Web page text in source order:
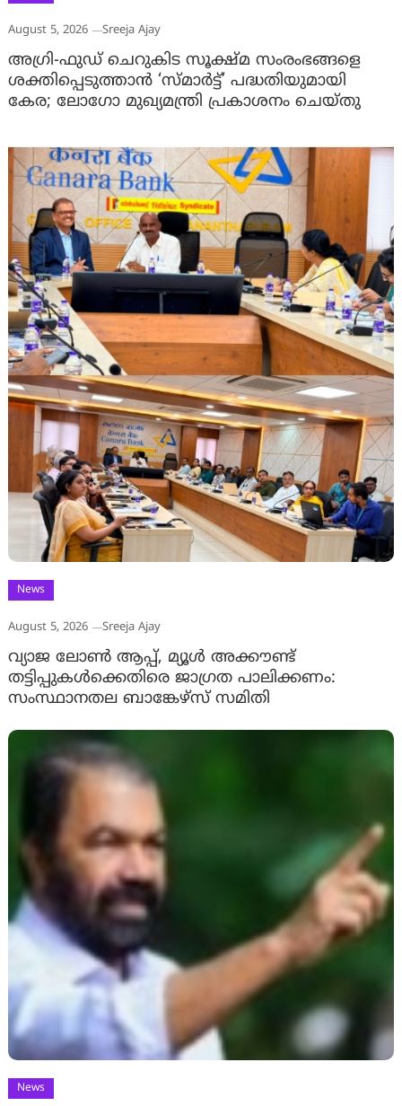
August 5, 2026 Sreeja Ajay
അഗ്രി-ഫുഡ് ചെറുകിട സൂക്ഷ്മ സംരംഭങ്ങളെ
ശക്തിപ്പെടുത്താന്‍ ‘സ്മാര്‍ട്ട്’ പദ്ധതിയുമായി
കേര; ലോഗോ മുഖ്യമന്ത്രി പ്രകാശനം ചെയ്തു
News
August 5, 2026 Sreeja Ajay
വ്യാജ ലോൺ ആപ്പ്, മ്യൂൾ അക്കൗണ്ട്
തട്ടിപ്പുകൾക്കെതിരെ ജാ​ഗ്രത പാലിക്കണം:
സംസ്ഥാനതല ബാങ്കേഴ്സ് സമിതി
News